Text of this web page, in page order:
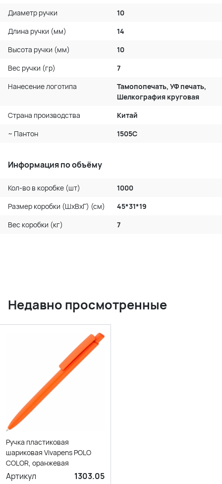
Диаметр ручки
10
Длина ручки (мм)
14
Высота ручки (мм)
10
Вес ручки (гр)
7
Нанесение логотипа
Тамопопечать, УФ печать,
Шелкография круговая
Страна производства
Китай
~ Пантон
1505С
Информация по объёму
Кол-во в коробке (шт)
1000
Размер коробки (ШхВхГ) (см)
45*31*19
Вес коробки (кг)
7
Недавно просмотренные
Ручка пластиковая
шариковая Vivapens POLO
COLOR, оранжевая
Артикул
1303.05